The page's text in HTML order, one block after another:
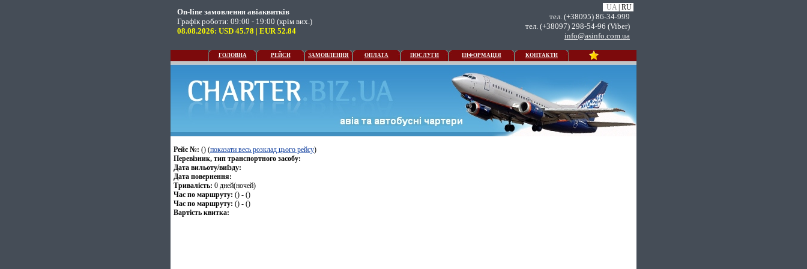
On-line замовлення авіаквитків
Графік роботи: 09:00 - 19:00 (крім вих.)
08.08.2026: USD 45.78 | EUR 52.84
UA| RU
тел. (+38095) 86-34-999
тел. (+38097) 298-54-96 (Viber)
info@asinfo.com.ua
ГОЛОВНА РЕЙСИ ЗАМОВЛЕННЯ ОПЛАТА ПОСЛУГИ ІНФОРМАЦІЯ КОНТАКТИ
Рейс №: () (показати весь розклад цього рейсу)
Перевізник, тип транспортного засобу:
Дата вильоту/виїзду:
Дата повернення:
Тривалість: 0 дней(ночей)
Час по маршруту: () - ()
Час по маршруту: () - ()
Вартість квитка: